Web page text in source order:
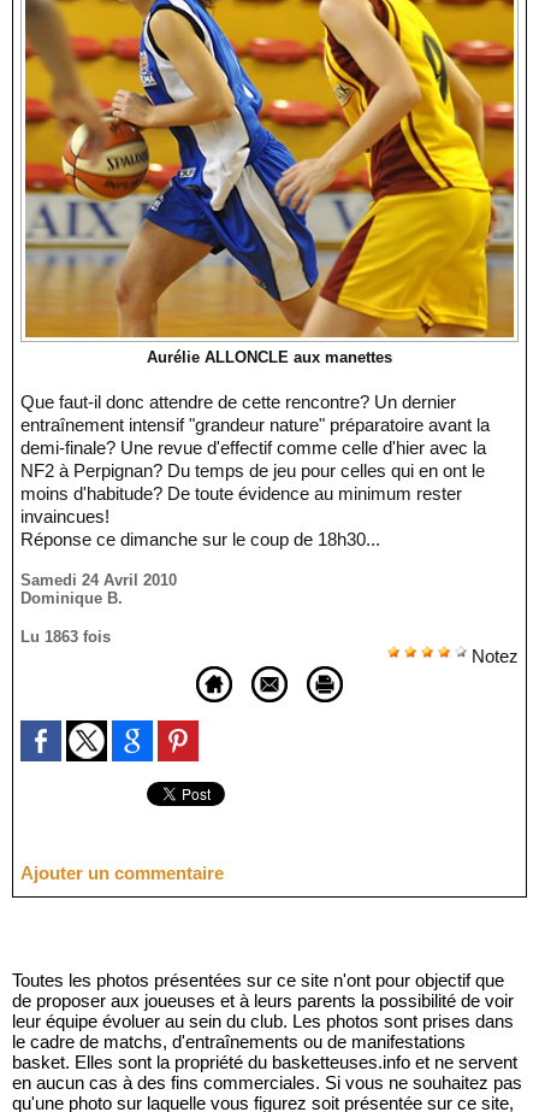
Aurélie ALLONCLE aux manettes
Que faut-il donc attendre de cette rencontre? Un dernier
entraînement intensif "grandeur nature" préparatoire avant la
demi-finale? Une revue d'effectif comme celle d'hier avec la
NF2 à Perpignan? Du temps de jeu pour celles qui en ont le
moins d'habitude? De toute évidence au minimum rester
invaincues!
Réponse ce dimanche sur le coup de 18h30...
Samedi 24 Avril 2010
Dominique B.
Lu 1863 fois
Notez
Ajouter un commentaire
Toutes les photos présentées sur ce site n'ont pour objectif que
de proposer aux joueuses et à leurs parents la possibilité de voir
leur équipe évoluer au sein du club. Les photos sont prises dans
le cadre de matchs, d'entraînements ou de manifestations
basket. Elles sont la propriété du basketteuses.info et ne servent
en aucun cas à des fins commerciales. Si vous ne souhaitez pas
qu'une photo sur laquelle vous figurez soit présentée sur ce site,